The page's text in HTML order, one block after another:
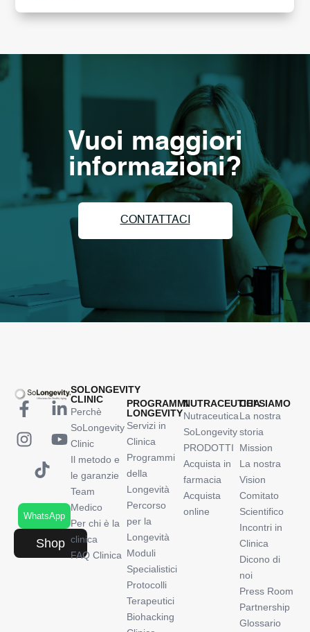
Vuoi maggiori
informazioni?
CONTATTACI
WhatsApp
Shop
SOLONGEVITY
CLINIC
Perchè
SoLongevity
Clinic
Il metodo e
le garanzie
Team
Medico
Per chi è la
clinica
FAQ Clinica
PROGRAMMI
LONGEVITY
Servizi in
Clinica
Programmi
della
Longevità
Percorso
per la
Longevità
Moduli
Specialistici
Protocolli
Terapeutici
Biohacking
NUTRACEUTICA
Nutraceutica
SoLongevity
PRODOTTI
Acquista in
farmacia
Acquista
online
CHI SIAMO
La nostra
storia
Mission
La nostra
Vision
Comitato
Scientifico
Incontri in
Clinica
Dicono di
noi
Press Room
Partnership
Glossario